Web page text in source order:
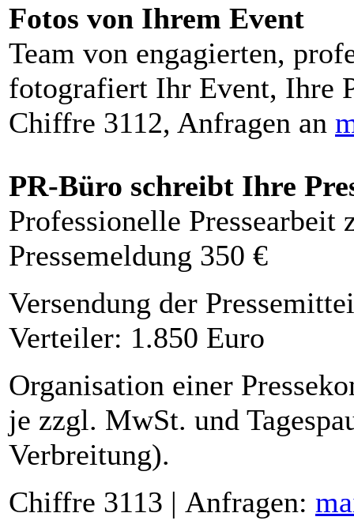
Fotos von Ihrem Event
Team von engagierten,
fotografiert Ihr Event, Ihre
Chiffre 3112, Anfragen an
PR-Büro schreibt Ihre
Professionelle Pressearbeit
Pressemeldung 350 €
Versendung der
Verteiler: 1.850 Euro
Organisation einer
je zzgl. MwSt. und
Verbreitung).
Chiffre 3113 | Anfragen: